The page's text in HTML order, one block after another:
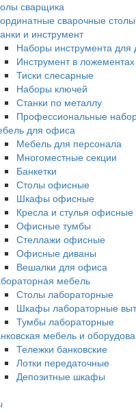
сварщика
сварочные столы
и инструмент
Наборы инструмента для
Инструмент в ложементах
Тиски слесарные
Наборы ключей
Станки по металлу
Профессиональные
для офиса
Мебель для персонала
Многоместные секции
Банкетки
Столы офисные
Шкафы офисные
Кресла и стулья офисные
Офисные тумбы
Стеллажи офисные
Офисные диваны
Вешалки для офиса
мебель
Столы лабораторные
Шкафы лабораторные
Тумбы лабораторные
мебель и
Тележки банковские
Лотки передаточные
Депозитные шкафы